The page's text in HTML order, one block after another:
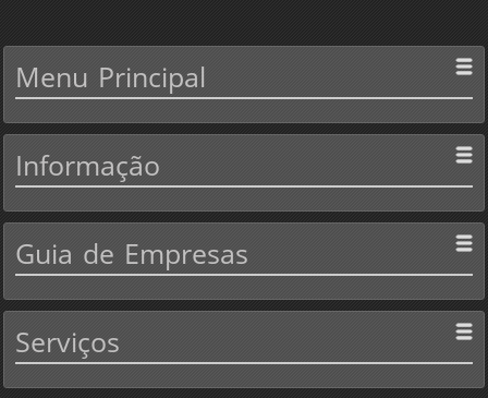
Menu Principal
Informação
Guia de Empresas
Serviços